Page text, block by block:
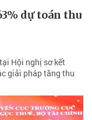
dự toán thu
Hội nghị sơ kết
giải pháp tăng thu